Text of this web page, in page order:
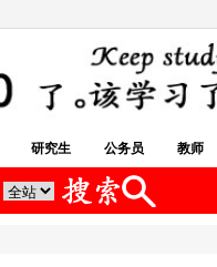
研究生 公务员 教师